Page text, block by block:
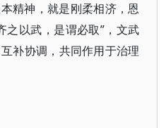
精神，就是刚柔相济，恩
之以武，是谓必取”，文武
补协调，共同作用于治理